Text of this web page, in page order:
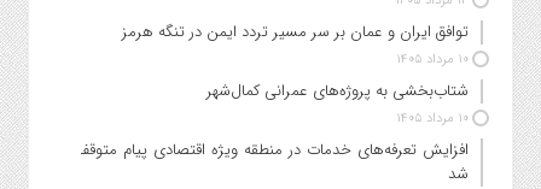
توافق ایران و عمان بر سر مسیر تردد ایمن در تنگه هرمز
۱۰ مرداد ۱۴۰۵
شتاب‌بخشی به پروژه‌های عمرانی کمال‌شهر
۱۰ مرداد ۱۴۰۵
افزایش تعرفه‌های خدمات در منطقه ویژه اقتصادی پیام متوقف
شد